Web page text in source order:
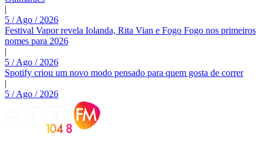
|
5 / Ago / 2026
Festival Vapor revela Iolanda, Rita Vian e Fogo Fogo nos primeiros
nomes para 2026
|
5 / Ago / 2026
Spotify criou um novo modo pensado para quem gosta de correr
|
5 / Ago / 2026